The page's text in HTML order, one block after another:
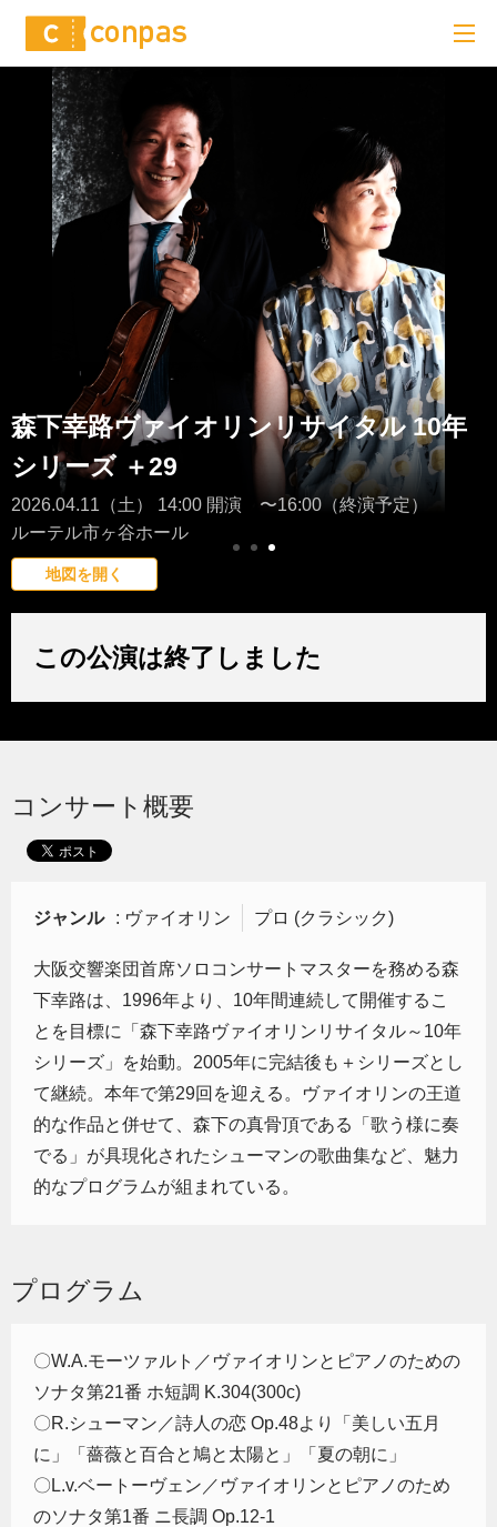
森下幸路ヴァイオリンリサイタル 10年
シリーズ ＋29
2026.04.11（土） 14:00 開演 〜16:00（終演予定）
ルーテル市ヶ谷ホール
地図を開く
この公演は終了しました
コンサート概要
ジャンル : ヴァイオリン プロ (クラシック)
大阪交響楽団首席ソロコンサートマスターを務める森
下幸路は、1996年より、10年間連続して開催するこ
とを目標に「森下幸路ヴァイオリンリサイタル～10年
シリーズ」を始動。2005年に完結後も＋シリーズとし
て継続。本年で第29回を迎える。ヴァイオリンの王道
的な作品と併せて、森下の真骨頂である「歌う様に奏
でる」が具現化されたシューマンの歌曲集など、魅力
的なプログラムが組まれている。
プログラム
〇W.A.モーツァルト／ヴァイオリンとピアノのための
ソナタ第21番 ホ短調 K.304(300c)
〇R.シューマン／詩人の恋 Op.48より「美しい五月
に」「薔薇と百合と鳩と太陽と」「夏の朝に」
〇L.v.ベートーヴェン／ヴァイオリンとピアノのため
のソナタ第1番 ニ長調 Op.12-1